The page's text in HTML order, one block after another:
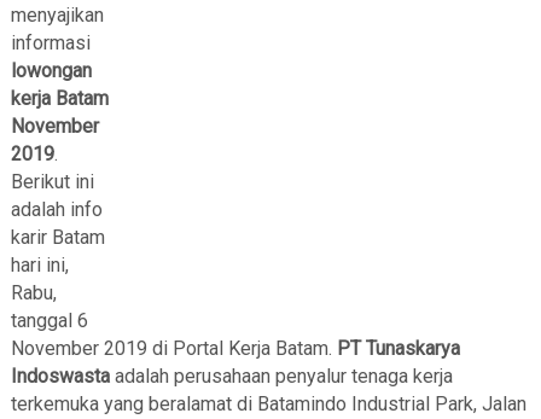
menyajikan
informasi
lowongan
kerja Batam
November
2019.
Berikut ini
adalah info
karir Batam
hari ini,
Rabu,
tanggal 6
November 2019 di Portal Kerja Batam. PT Tunaskarya
Indoswasta adalah perusahaan penyalur tenaga kerja
terkemuka yang beralamat di Batamindo Industrial Park, Jalan